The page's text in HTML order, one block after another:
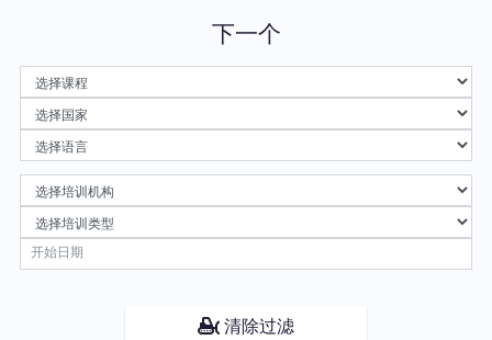
下一个
清除过滤